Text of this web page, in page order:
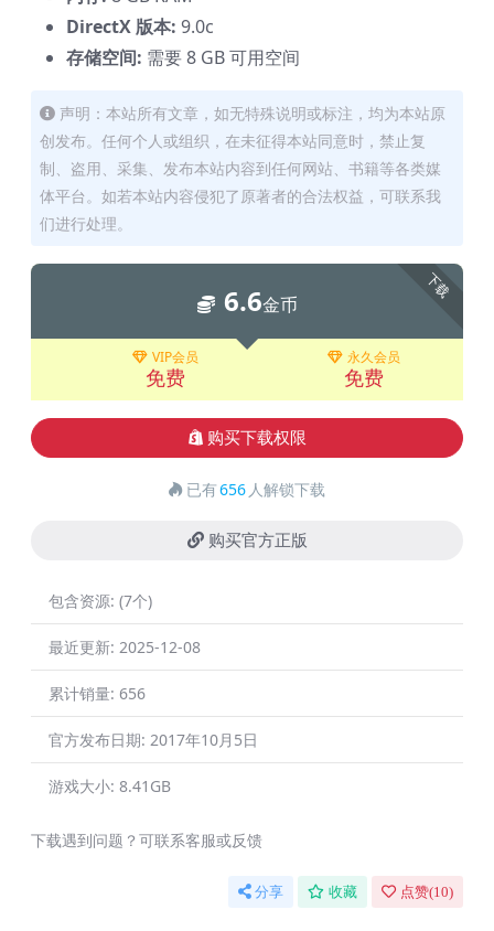
DirectX 版本: 9.0c
存储空间: 需要 8 GB 可用空间
声明：本站所有文章，如无特殊说明或标注，均为本站原
创发布。任何个人或组织，在未征得本站同意时，禁止复
制、盗用、采集、发布本站内容到任何网站、书籍等各类媒
体平台。如若本站内容侵犯了原著者的合法权益，可联系我
们进行处理。
下载
6.6金币
VIP会员
免费
永久会员
免费
购买下载权限
已有656 人解锁下载
购买官方正版
包含资源: (7个)
最近更新: 2025-12-08
累计销量: 656
官方发布日期: 2017年10月5日
游戏大小: 8.41GB
下载遇到问题？可联系客服或反馈
分享 收藏 点赞(10)